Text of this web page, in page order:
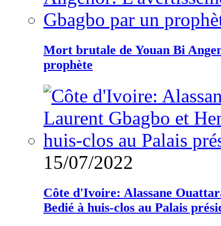
Mort brutale de Youan Bi
prophète
15/07/2022
Côte d'Ivoire: Alassane
Bedié à huis-clos au Palais